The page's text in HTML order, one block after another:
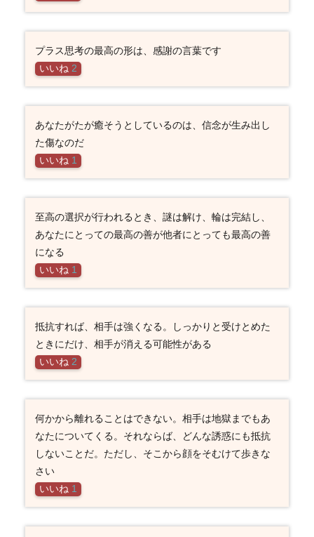
プラス思考の最高の形は、感謝の言葉です
いいね 2
あなたがたが癒そうとしているのは、信念が生み出し
た傷なのだ
いいね 1
至高の選択が行われるとき、謎は解け、輪は完結し、
あなたにとっての最高の善が他者にとっても最高の善
になる
いいね 1
抵抗すれば、相手は強くなる。しっかりと受けとめた
ときにだけ、相手が消える可能性がある
いいね 2
何かから離れることはできない。相手は地獄までもあ
なたについてくる。それならば、どんな誘惑にも抵抗
しないことだ。ただし、そこから顔をそむけて歩きな
さい
いいね 1